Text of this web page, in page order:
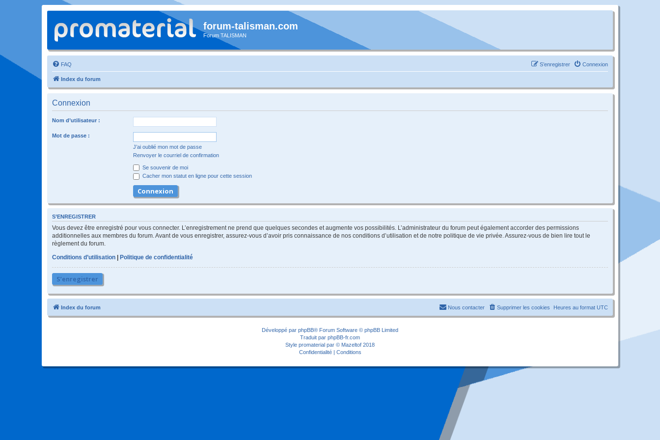
forum-talisman.com
Forum TALISMAN
FAQ Connexion
S’enregistrer
Index du forum
Connexion
Nom d’utilisateur :
Mot de passe :
J’ai oublié mon mot de passe
Renvoyer le courriel de confirmation
Se souvenir de moi
Cacher mon statut en ligne pour cette session
S’ENREGISTRER
Vous devez être enregistré pour vous connecter. L’enregistrement ne prend que quelques secondes et augmente vos possibilités. L’administrateur du forum peut également accorder des permissions
additionnelles aux membres du forum. Avant de vous enregistrer, assurez-vous d’avoir pris connaissance de nos conditions d’utilisation et de notre politique de vie privée. Assurez-vous de bien lire tout le
règlement du forum.
Conditions d’utilisation
Politique de confidentialité
S’enregistrer
Index du forum Heures au format UTC
Supprimer les cookies
Nous contacter
Développé par phpBB® Forum Software © phpBB Limited
Traduit par phpBB-fr.com
Style promaterial par © Mazeltof 2018
Confidentialité| Conditions